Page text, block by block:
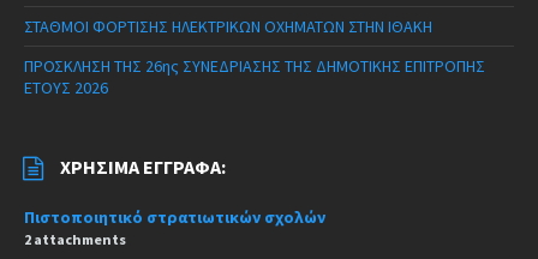
ΣΤΑΘΜΟΙ ΦΟΡΤΙΣΗΣ ΗΛΕΚΤΡΙΚΩΝ ΟΧΗΜΑΤΩΝ ΣΤΗΝ ΙΘΑΚΗ
ΠΡΟΣΚΛΗΣΗ ΤΗΣ 26ης ΣΥΝΕΔΡΙΑΣΗΣ ΤΗΣ ΔΗΜΟΤΙΚΗΣ ΕΠΙΤΡΟΠΗΣ
ΕΤΟΥΣ 2026
ΧΡΉΣΙΜΑ ΈΓΓΡΑΦΑ:
Πιστοποιητικό στρατιωτικών σχολών
2 attachments